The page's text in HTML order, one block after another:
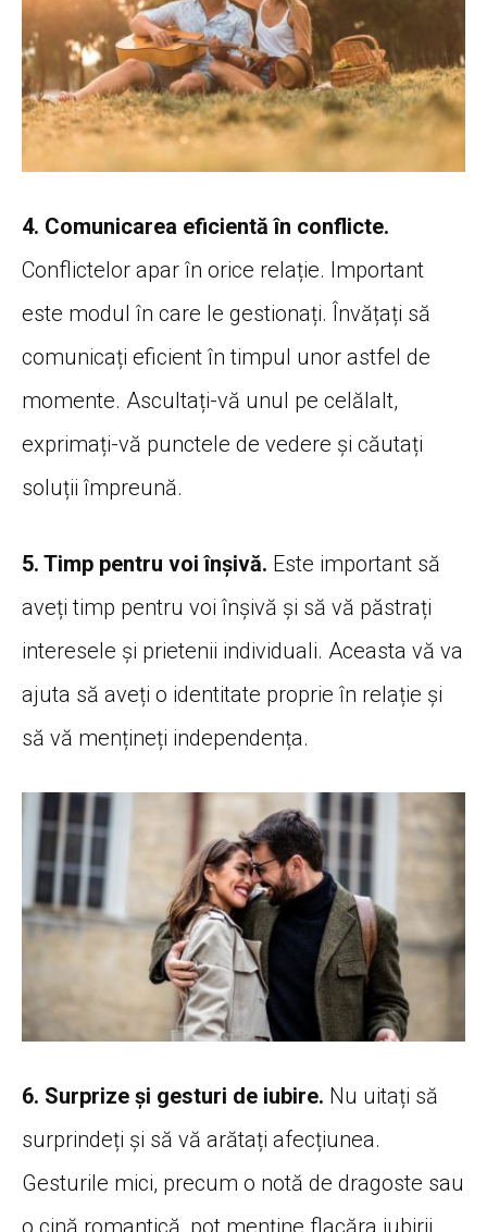
4. Comunicarea eficientă în conflicte.
Conflictelor apar în orice relație. Important
este modul în care le gestionați. Învățați să
comunicați eficient în timpul unor astfel de
momente. Ascultați-vă unul pe celălalt,
exprimați-vă punctele de vedere și căutați
soluții împreună.
5. Timp pentru voi înșivă. Este important să
aveți timp pentru voi înșivă și să vă păstrați
interesele și prietenii individuali. Aceasta vă va
ajuta să aveți o identitate proprie în relație și
să vă mențineți independența.
6. Surprize și gesturi de iubire. Nu uitați să
surprindeți și să vă arătați afecțiunea.
Gesturile mici, precum o notă de dragoste sau